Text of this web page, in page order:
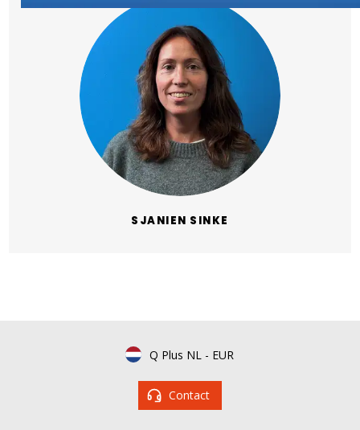
SJANIEN SINKE
Q Plus NL - EUR
Contact